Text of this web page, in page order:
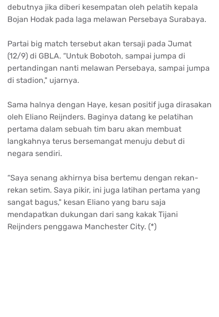
debutnya jika diberi kesempatan oleh pelatih kepala
Bojan Hodak pada laga melawan Persebaya Surabaya.
Partai big match tersebut akan tersaji pada Jumat
(12/9) di GBLA. “Untuk Bobotoh, sampai jumpa di
pertandingan nanti melawan Persebaya, sampai jumpa
di stadion," ujarnya.
Sama halnya dengan Haye, kesan positif juga dirasakan
oleh Eliano Reijnders. Baginya datang ke pelatihan
pertama dalam sebuah tim baru akan membuat
langkahnya terus bersemangat menuju debut di
negara sendiri.
“Saya senang akhirnya bisa bertemu dengan rekan-
rekan setim. Saya pikir, ini juga latihan pertama yang
sangat bagus," kesan Eliano yang baru saja
mendapatkan dukungan dari sang kakak Tijani
Reijnders penggawa Manchester City. (*)